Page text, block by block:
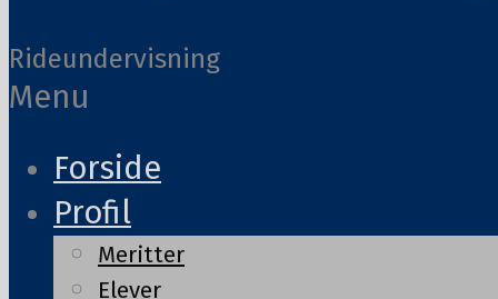
Rideundervisning
Menu
Forside
Profil
Meritter
Elever